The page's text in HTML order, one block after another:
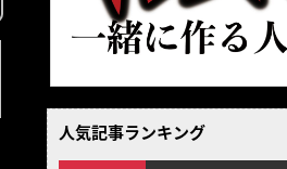
人気記事ランキング